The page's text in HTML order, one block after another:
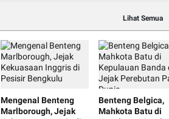
Lihat Semua
Mengenal Benteng
Marlborough, Jejak
Benteng Belgica,
Mahkota Batu di